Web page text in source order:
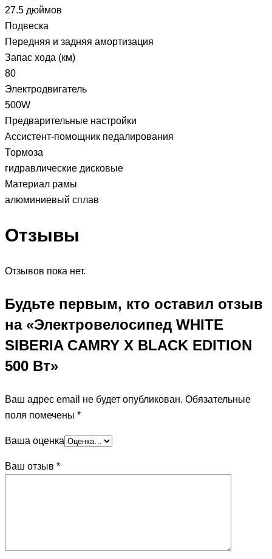
27.5 дюймов
Подвеска
Передняя и задняя амортизация
Запас хода (км)
80
Электродвигатель
500W
Предварительные настройки
Ассистент-помощник педалирования
Тормоза
гидравлические дисковые
Материал рамы
алюминиевый сплав
Отзывы
Отзывов пока нет.
Будьте первым, кто оставил отзыв
на «Электровелосипед WHITE
SIBERIA CAMRY X BLACK EDITION
500 Вт»
Ваш адрес email не будет опубликован. Обязательные
поля помечены *
Ваша оценка
Ваш отзыв *